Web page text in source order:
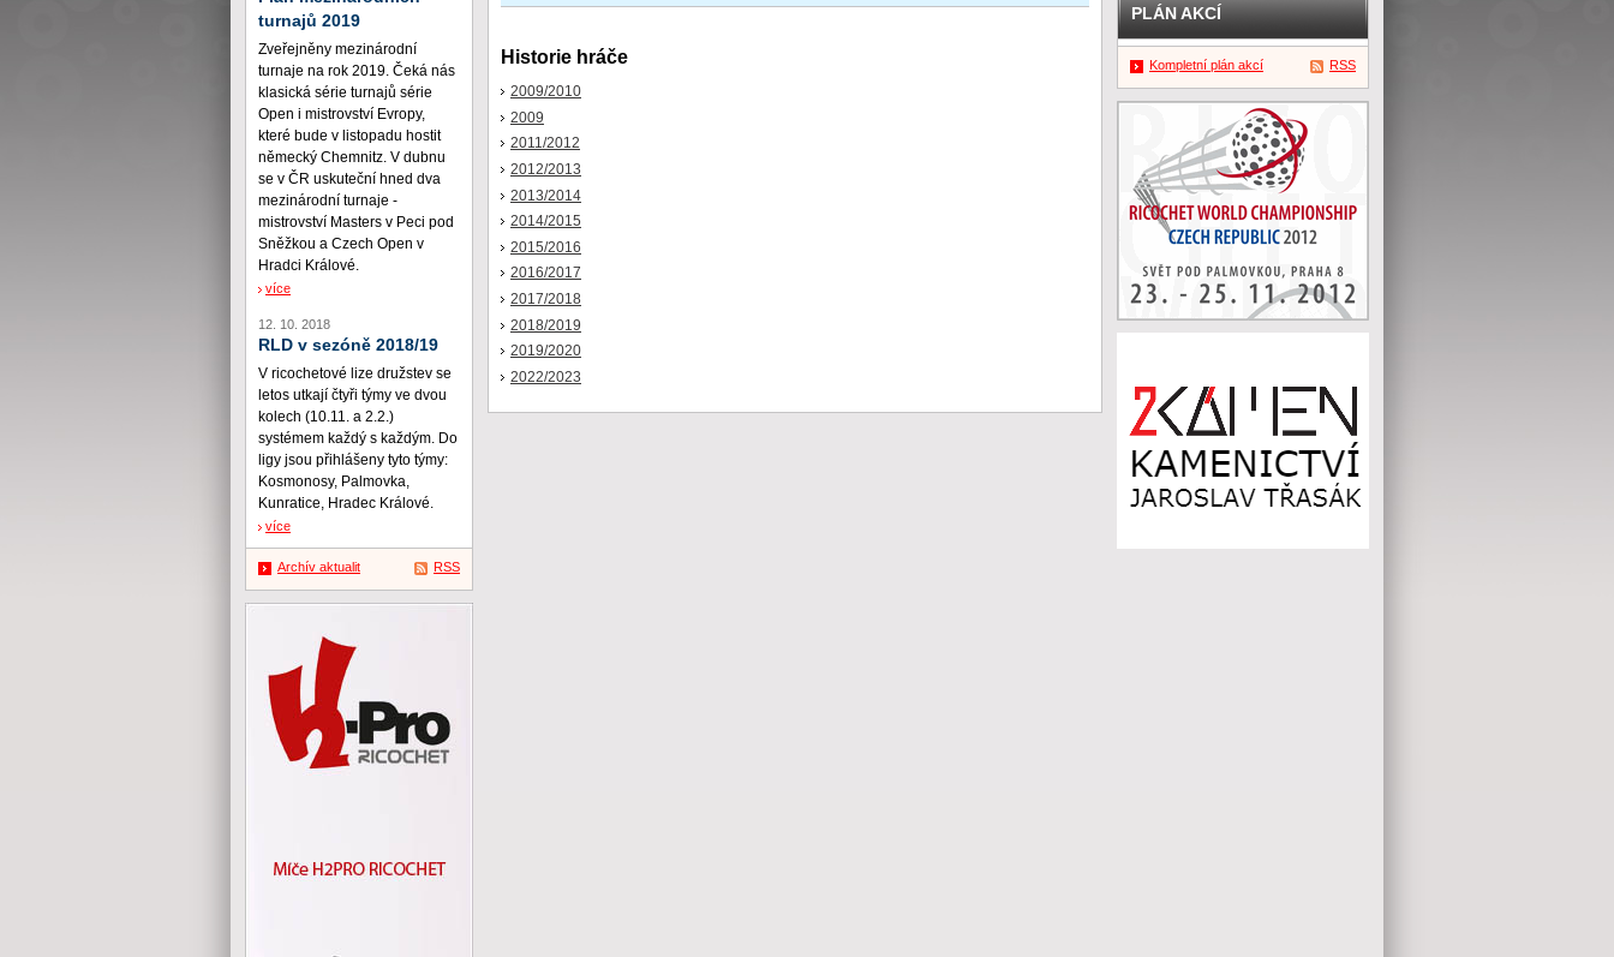
Historie hráče
2009/2010
2009
2011/2012
2012/2013
2013/2014
2014/2015
2015/2016
2016/2017
2017/2018
2018/2019
2019/2020
2022/2023
turnajů 2019
Zveřejněny mezinárodní
turnaje na rok 2019. Čeká nás
klasická série turnajů série
Open i mistrovství Evropy,
které bude v listopadu hostit
německý Chemnitz. V dubnu
se v ČR uskuteční hned dva
mezinárodní turnaje -
mistrovství Masters v Peci pod
Sněžkou a Czech Open v
Hradci Králové.
více
12. 10. 2018
RLD v sezóně 2018/19
V ricochetové lize družstev se
letos utkají čtyři týmy ve dvou
kolech (10.11. a 2.2.)
systémem každý s každým. Do
ligy jsou přihlášeny tyto týmy:
Kosmonosy, Palmovka,
Kunratice, Hradec Králové.
více
Archív aktualit RSS
PLÁN AKCÍ
Kompletní plán akcí RSS